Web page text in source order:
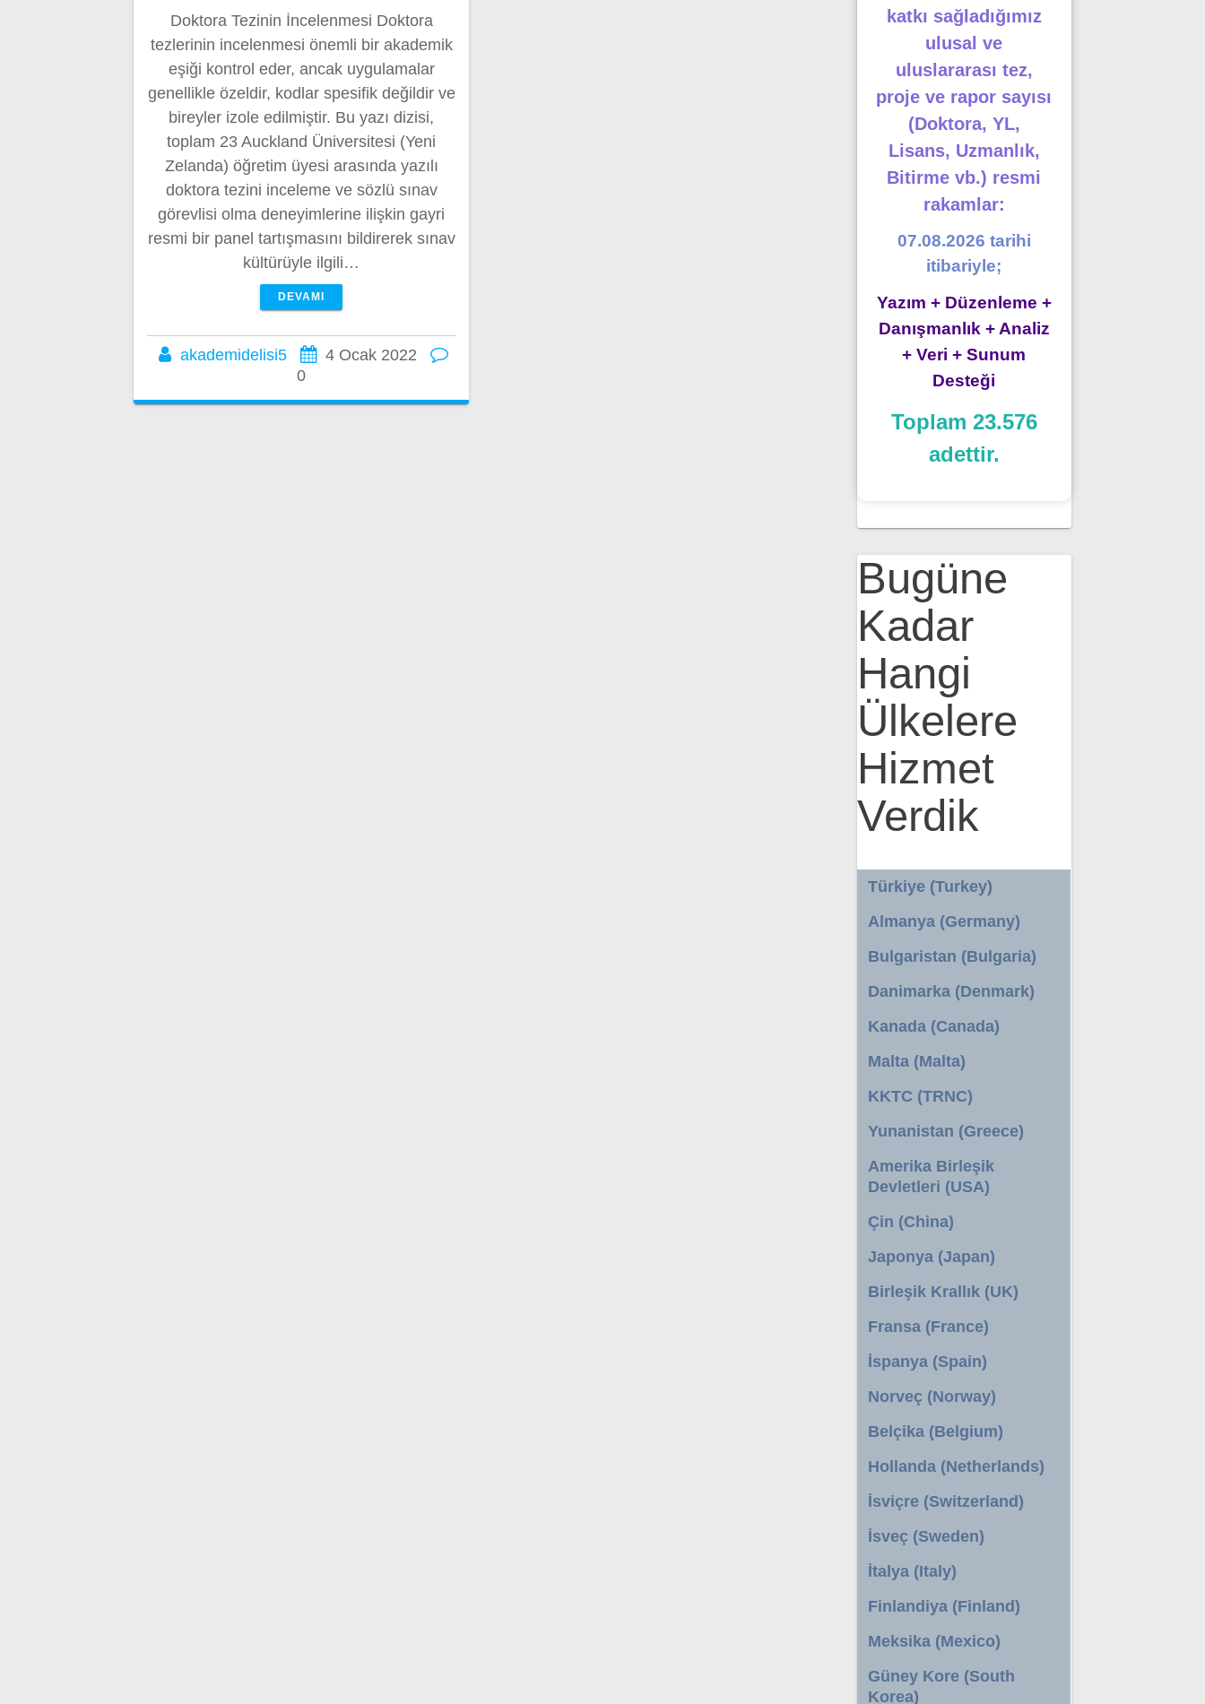
Doktora Tezinin İncelenmesi Doktora
tezlerinin incelenmesi önemli bir akademik
eşiği kontrol eder, ancak uygulamalar
genellikle özeldir, kodlar spesifik değildir ve
bireyler izole edilmiştir. Bu yazı dizisi,
toplam 23 Auckland Üniversitesi (Yeni
Zelanda) öğretim üyesi arasında yazılı
doktora tezini inceleme ve sözlü sınav
görevlisi olma deneyimlerine ilişkin gayri
resmi bir panel tartışmasını bildirerek sınav
kültürüyle ilgili…
DEVAMI
akademidelisi5
4 Ocak 2022
0
katkı sağladığımız
ulusal ve
uluslararası tez,
proje ve rapor sayısı
(Doktora, YL,
Lisans, Uzmanlık,
Bitirme vb.) resmi
rakamlar:
07.08.2026 tarihi
itibariyle;
Yazım + Düzenleme +
Danışmanlık + Analiz
+ Veri + Sunum
Desteği
Toplam 23.576
adettir.
Bugüne
Kadar
Hangi
Ülkelere
Hizmet
Verdik
Türkiye (Turkey)
Almanya (Germany)
Bulgaristan (Bulgaria)
Danimarka (Denmark)
Kanada (Canada)
Malta (Malta)
KKTC (TRNC)
Yunanistan (Greece)
Amerika Birleşik
Devletleri (USA)
Çin (China)
Japonya (Japan)
Birleşik Krallık (UK)
Fransa (France)
İspanya (Spain)
Norveç (Norway)
Belçika (Belgium)
Hollanda (Netherlands)
İsviçre (Switzerland)
İsveç (Sweden)
İtalya (Italy)
Finlandiya (Finland)
Meksika (Mexico)
Güney Kore (South
Korea)